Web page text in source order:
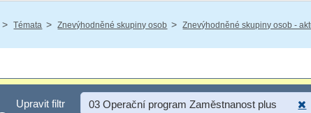
/ Témata / Znevýhodněné skupiny osob / Znevýhodněné skupiny osob -
Upravit filtr
Upravit filtr 03 Operační program Zaměstnanost plus